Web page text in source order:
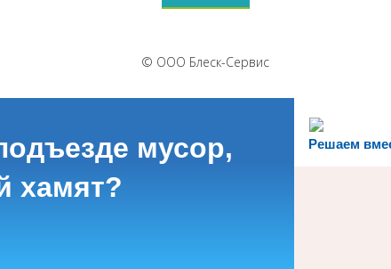
© ООО Блеск-Сервис
Решаем
мусор,
хамят?